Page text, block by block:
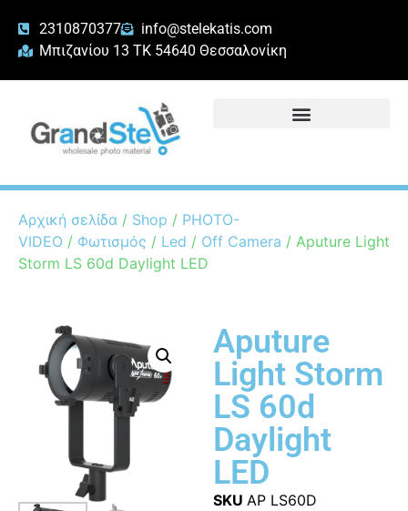
2310870377
info@stelekatis.com
Μπιζανίου 13 ΤΚ 54640 Θεσσαλονίκη
Αρχική σελίδα / Shop / PHOTO-
VIDEO / Φωτισμός / Led / Off Camera / Aputure Light
Storm LS 60d Daylight LED
Aputure
Light Storm
LS 60d
Daylight
LED
SKU AP LS60D